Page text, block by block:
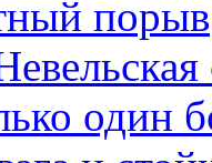
порыв
один